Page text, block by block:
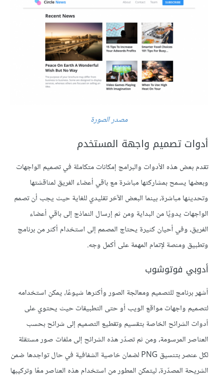
مصدر الصورة
أدوات تصميم واجهة المستخدم
تقدم بعض هذه الأدوات والبرامج إمكانات متكاملة في تصميم الواجهات
وبعضها يسمح بمشاركتها مباشرة مع باقي أعضاء الفريق لمناقشتها
وتحديثها مباشرة، بينما البعض الآخر تقليدي للغاية حيث يجب أن تصمم
الواجهات يدويًا من البداية ومن ثم إرسال النماذج إلى باقي أعضاء
الفريق، وفي أحيان كثيرة يحتاج المصمم إلى استخدام أكثر من برنامج
وتطبيق ومنصة لإتمام المهمة على أكمل وجه.
أدوبي فوتوشوب
أشهر برنامج للتصميم ومعالجة الصور وأكثرها شيوعًا، يمكن استخدامه
لتصميم واجهات مواقع الويب أو حتى التطبيقات حيث يحتوي على
أدوات الشرائح الخاصة بتقسيم وتقطيع التصميم إلى شرائح بحسب
العناصر المرسومة، ومن ثم تصدّر هذه الشرائح إلى ملفات صور مستقلة
لكل عنصر بتنسيق PNG لضمان خاصية الشفافية في حال تواجدها ضمن
الشريحة المصدّرة، ليتمكن المطور من استخدام هذه العناصر معًا وتركيبها